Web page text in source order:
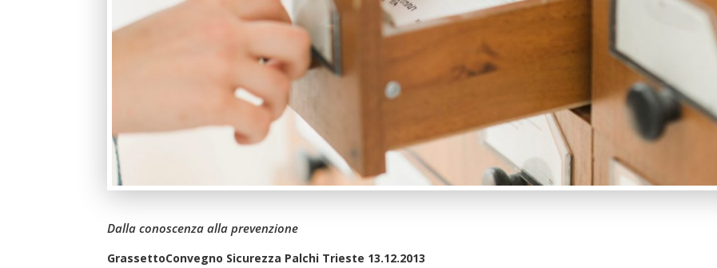
Dalla conoscenza alla prevenzione
GrassettoConvegno Sicurezza Palchi Trieste 13.12.2013